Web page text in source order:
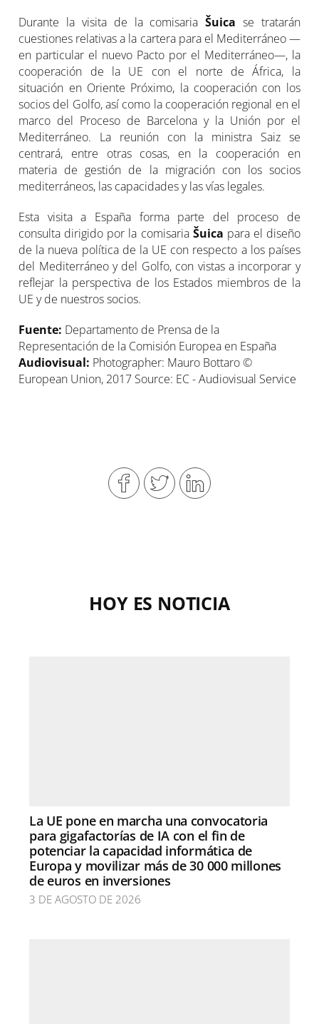
Durante la visita de la comisariaŠuica se tratarán
cuestiones relativas a la cartera para el Mediterráneo —
en particular el nuevo Pacto por el Mediterráneo—, la
cooperación de la UE con el norte de África, la
situación en Oriente Próximo, la cooperación con los
socios del Golfo, así como la cooperación regional en el
marco del Proceso de Barcelona y la Unión por el
Mediterráneo. La reunión con la ministra Saiz se
centrará, entre otras cosas, en la cooperación en
materia de gestión de la migración con los socios
mediterráneos, las capacidades y las vías legales.
Esta visita a España forma parte del proceso de
consulta dirigido por la comisariaŠuica para el diseño
de la nueva política de la UE con respecto a los países
del Mediterráneo y del Golfo, con vistas a incorporar y
reflejar la perspectiva de los Estados miembros de la
UE y de nuestros socios.
Fuente: Departamento de Prensa de la
Representación de la Comisión Europea en España
Audiovisual: Photographer: Mauro Bottaro ©
European Union, 2017 Source: EC - Audiovisual Service
HOY ES NOTICIA
La UE pone en marcha una convocatoria
para gigafactorías de IA con el fin de
potenciar la capacidad informática de
Europa y movilizar más de 30 000 millones
de euros en inversiones
3 DE AGOSTO DE 2026